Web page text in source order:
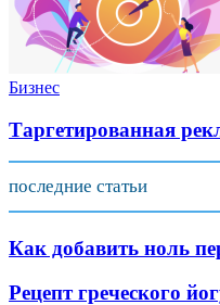
Бизнес
Таргетированная
последние статьи
Как добавить ноль
Рецепт греческого